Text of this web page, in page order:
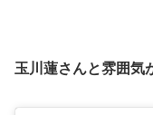
玉川蓮さんと雰囲気